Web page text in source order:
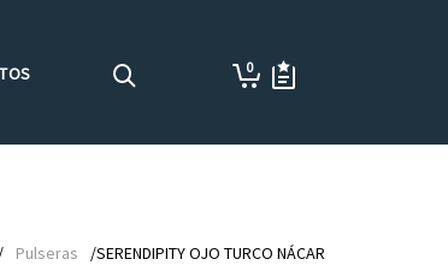
0
/ Pulseras /SERENDIPITY OJO TURCO NÁCAR